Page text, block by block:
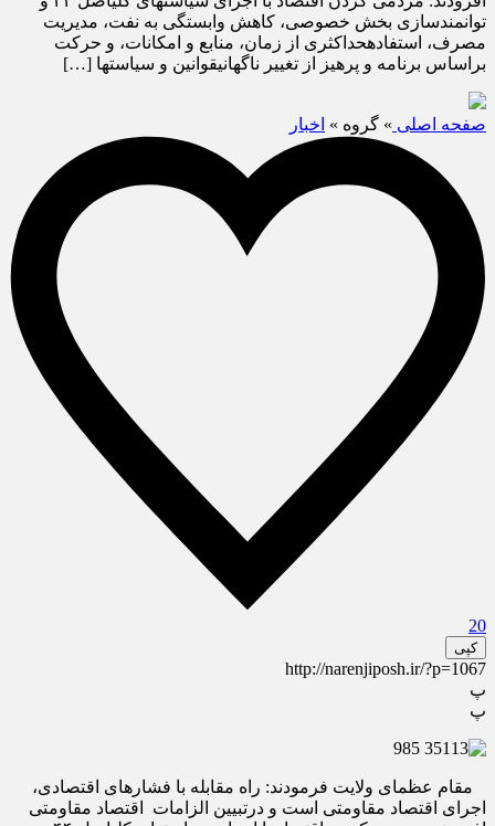
توانمندسازی بخش خصوصی، کاهش وابستگی به نفت، مدیریت
مصرف، استفادهحداکثری از زمان، منابع و امکانات، و حرکت
براساس برنامه و پرهیز از تغییر ناگهانیقوانین و سیاستها […]
صفحه اصلی » گروه » اخبار
20
کپی
http://narenjiposh.ir/?p=1067
پ
پ
مقام عظمای ولایت فرمودند: راه مقابله با فشارهای اقتصادی،
اجرای اقتصاد مقاومتی است و درتبیین الزامات اقتصاد مقاومتی